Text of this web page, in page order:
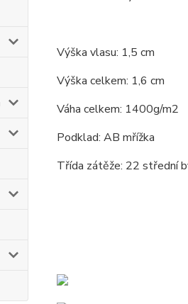
Výška vlasu: 1,5 cm
Výška celkem: 1,6 cm
Váha celkem: 1400g/m2
Podklad: AB mřížka
Třída zátěže: 22 střední